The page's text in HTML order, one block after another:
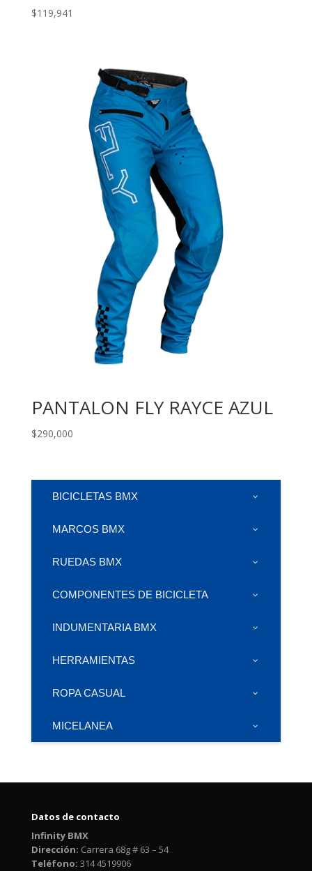
$119,941
PANTALON FLY RAYCE AZUL
$290,000
BICICLETAS BMX
MARCOS BMX
RUEDAS BMX
COMPONENTES DE BICICLETA
INDUMENTARIA BMX
HERRAMIENTAS
ROPA CASUAL
MICELANEA
Datos de contacto
Infinity BMX
Dirección: Carrera 68g # 63 – 54
Teléfono: 314 4519906